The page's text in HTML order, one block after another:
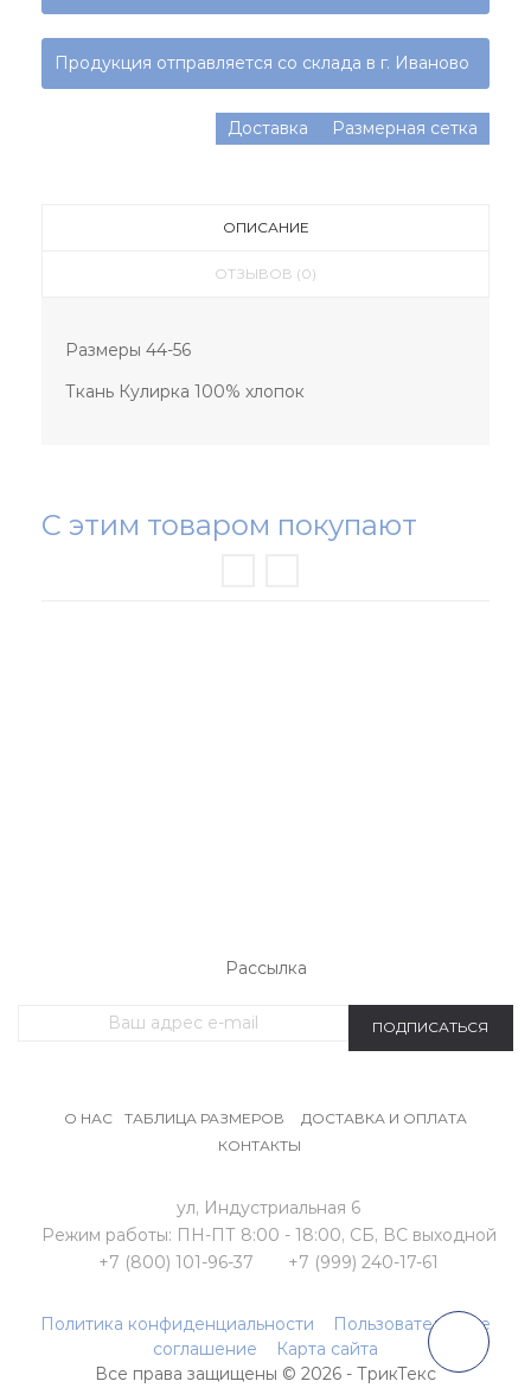
Продукция отправляется со склада в г. Иваново
Доставка Размерная сетка
ОПИСАНИЕ
ОТЗЫВОВ (0)
Размеры 44-56
Ткань Кулирка 100% хлопок
С этим товаром покупают
Рассылка
ПОДПИСАТЬСЯ
О НАС ТАБЛИЦА РАЗМЕРОВ
ДОСТАВКА И ОПЛАТА
КОНТАКТЫ
ул, Индустриальная 6
Режим работы: ПН-ПТ 8:00 - 18:00, СБ, ВС выходной
+7 (800) 101-96-37
+7 (999) 240-17-61
Политика конфиденциальности
Пользовательское
соглашение
Карта сайта
Все права защищены © 2026 - ТрикТекс